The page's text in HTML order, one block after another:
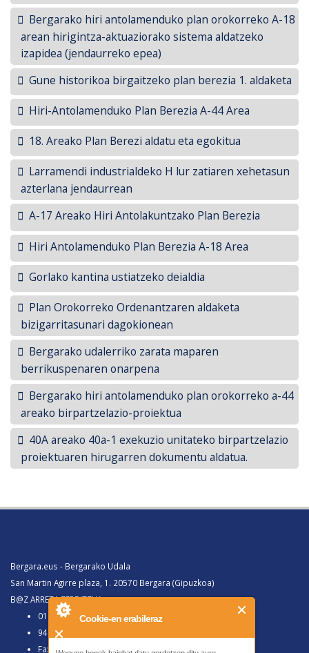
Cookie-en erabileraz
Bergarako hiri antolamenduko plan orokorreko A-18
arean hirigintza-aktuaziorako sistema aldatzeko
izapidea (jendaurreko epea)
Gune historikoa birgaitzeko plan berezia 1. aldaketa
Hiri-Antolamenduko Plan Berezia A-44 Area
18. Areako Plan Berezi aldatu eta egokitua
Larramendi industrialdeko H lur zatiaren xehetasun
azterlana jendaurrean
A-17 Areako Hiri Antolakuntzako Plan Berezia
Hiri Antolamenduko Plan Berezia A-18 Area
Gorlako kantina ustiatzeko deialdia
Plan Orokorreko Ordenantzaren aldaketa
bizigarritasunari dagokionean
Bergarako udalerriko zarata maparen
berrikuspenaren onarpena
Bergarako hiri antolamenduko plan orokorreko a-44
areako birpartzelazio-proiektua
40A areako 40a-1 exekuzio unitateko birpartzelazio
proiektuaren hirugarren dokumentu aldatua.
Bergara.eus - Bergarako Udala
San Martin Agirre plaza, 1. 20570 Bergara (Gipuzkoa)
B@Z ARRETA ZERBITZUA:
010, Bergaratik deituz gero
943 77 91 00, Bergaraz kanpotik deituz gero
Faxa 943 77 91 63